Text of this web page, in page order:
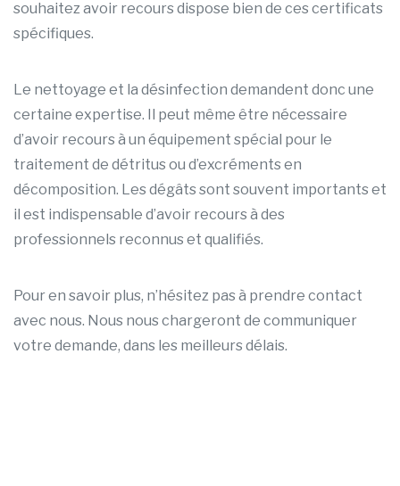
souhaitez avoir recours dispose bien de ces certificats
spécifiques.
Le nettoyage et la désinfection demandent donc une
certaine expertise. Il peut même être nécessaire
d’avoir recours à un équipement spécial pour le
traitement de détritus ou d’excréments en
décomposition. Les dégâts sont souvent importants et
il est indispensable d’avoir recours à des
professionnels reconnus et qualifiés.
Pour en savoir plus, n’hésitez pas à prendre contact
avec nous. Nous nous chargeront de communiquer
votre demande, dans les meilleurs délais.